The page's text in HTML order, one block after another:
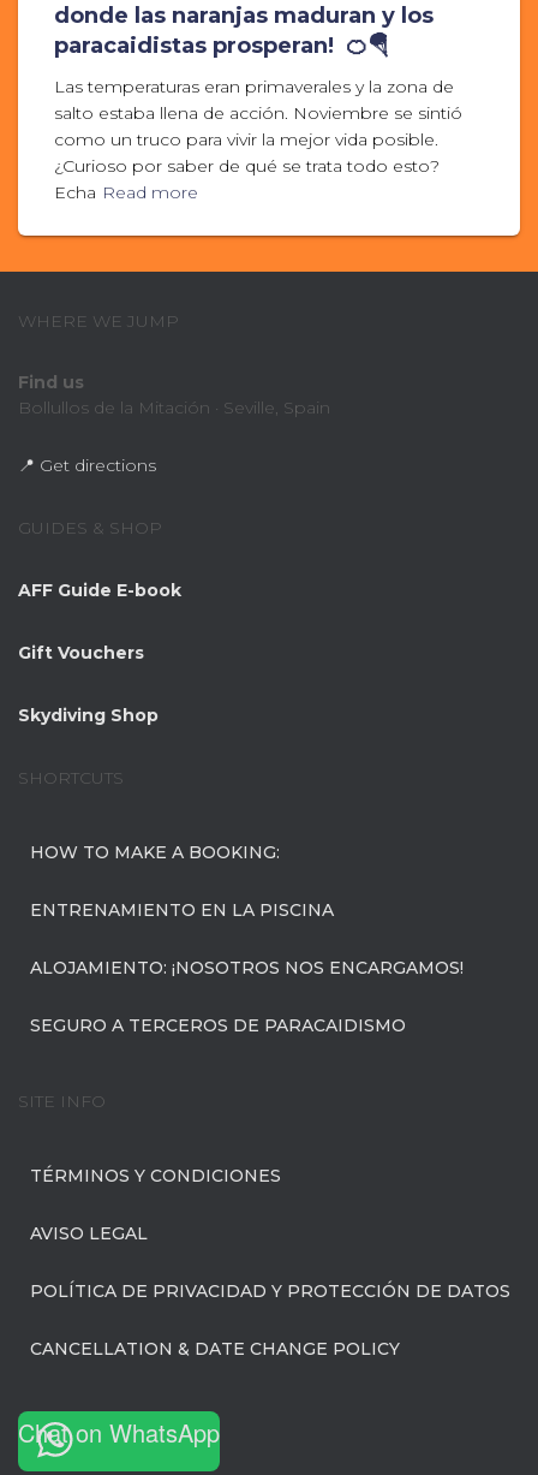
donde las naranjas maduran y los
paracaidistas prosperan! 🍊🪂
Las temperaturas eran primaverales y la zona de
salto estaba llena de acción. Noviembre se sintió
como un truco para vivir la mejor vida posible.
¿Curioso por saber de qué se trata todo esto?
Echa Read more
WHERE WE JUMP
Find us
Bollullos de la Mitación · Seville, Spain
📍 Get directions
GUIDES & SHOP
AFF Guide E-book
Gift Vouchers
Skydiving Shop
SHORTCUTS
HOW TO MAKE A BOOKING:
ENTRENAMIENTO EN LA PISCINA
ALOJAMIENTO: ¡NOSOTROS NOS ENCARGAMOS!
SEGURO A TERCEROS DE PARACAIDISMO
SITE INFO
TÉRMINOS Y CONDICIONES
AVISO LEGAL
POLÍTICA DE PRIVACIDAD Y PROTECCIÓN DE DATOS
CANCELLATION & DATE CHANGE POLICY
Chat on WhatsApp